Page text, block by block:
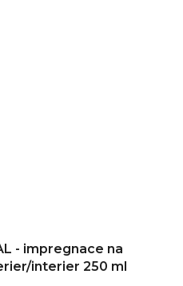
- impregnace na
interier 250 ml